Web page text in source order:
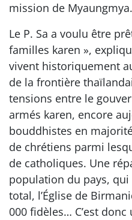
mission de Myaungmya.
Le P. Sa a voulu être
familles karen »,
vivent historiquement
de la frontière
tensions entre le
armés karen, encore
bouddhistes en
de chrétiens parmi
de catholiques. Une
population du pays, qui
total, l’Église de
000 fidèles… C’est